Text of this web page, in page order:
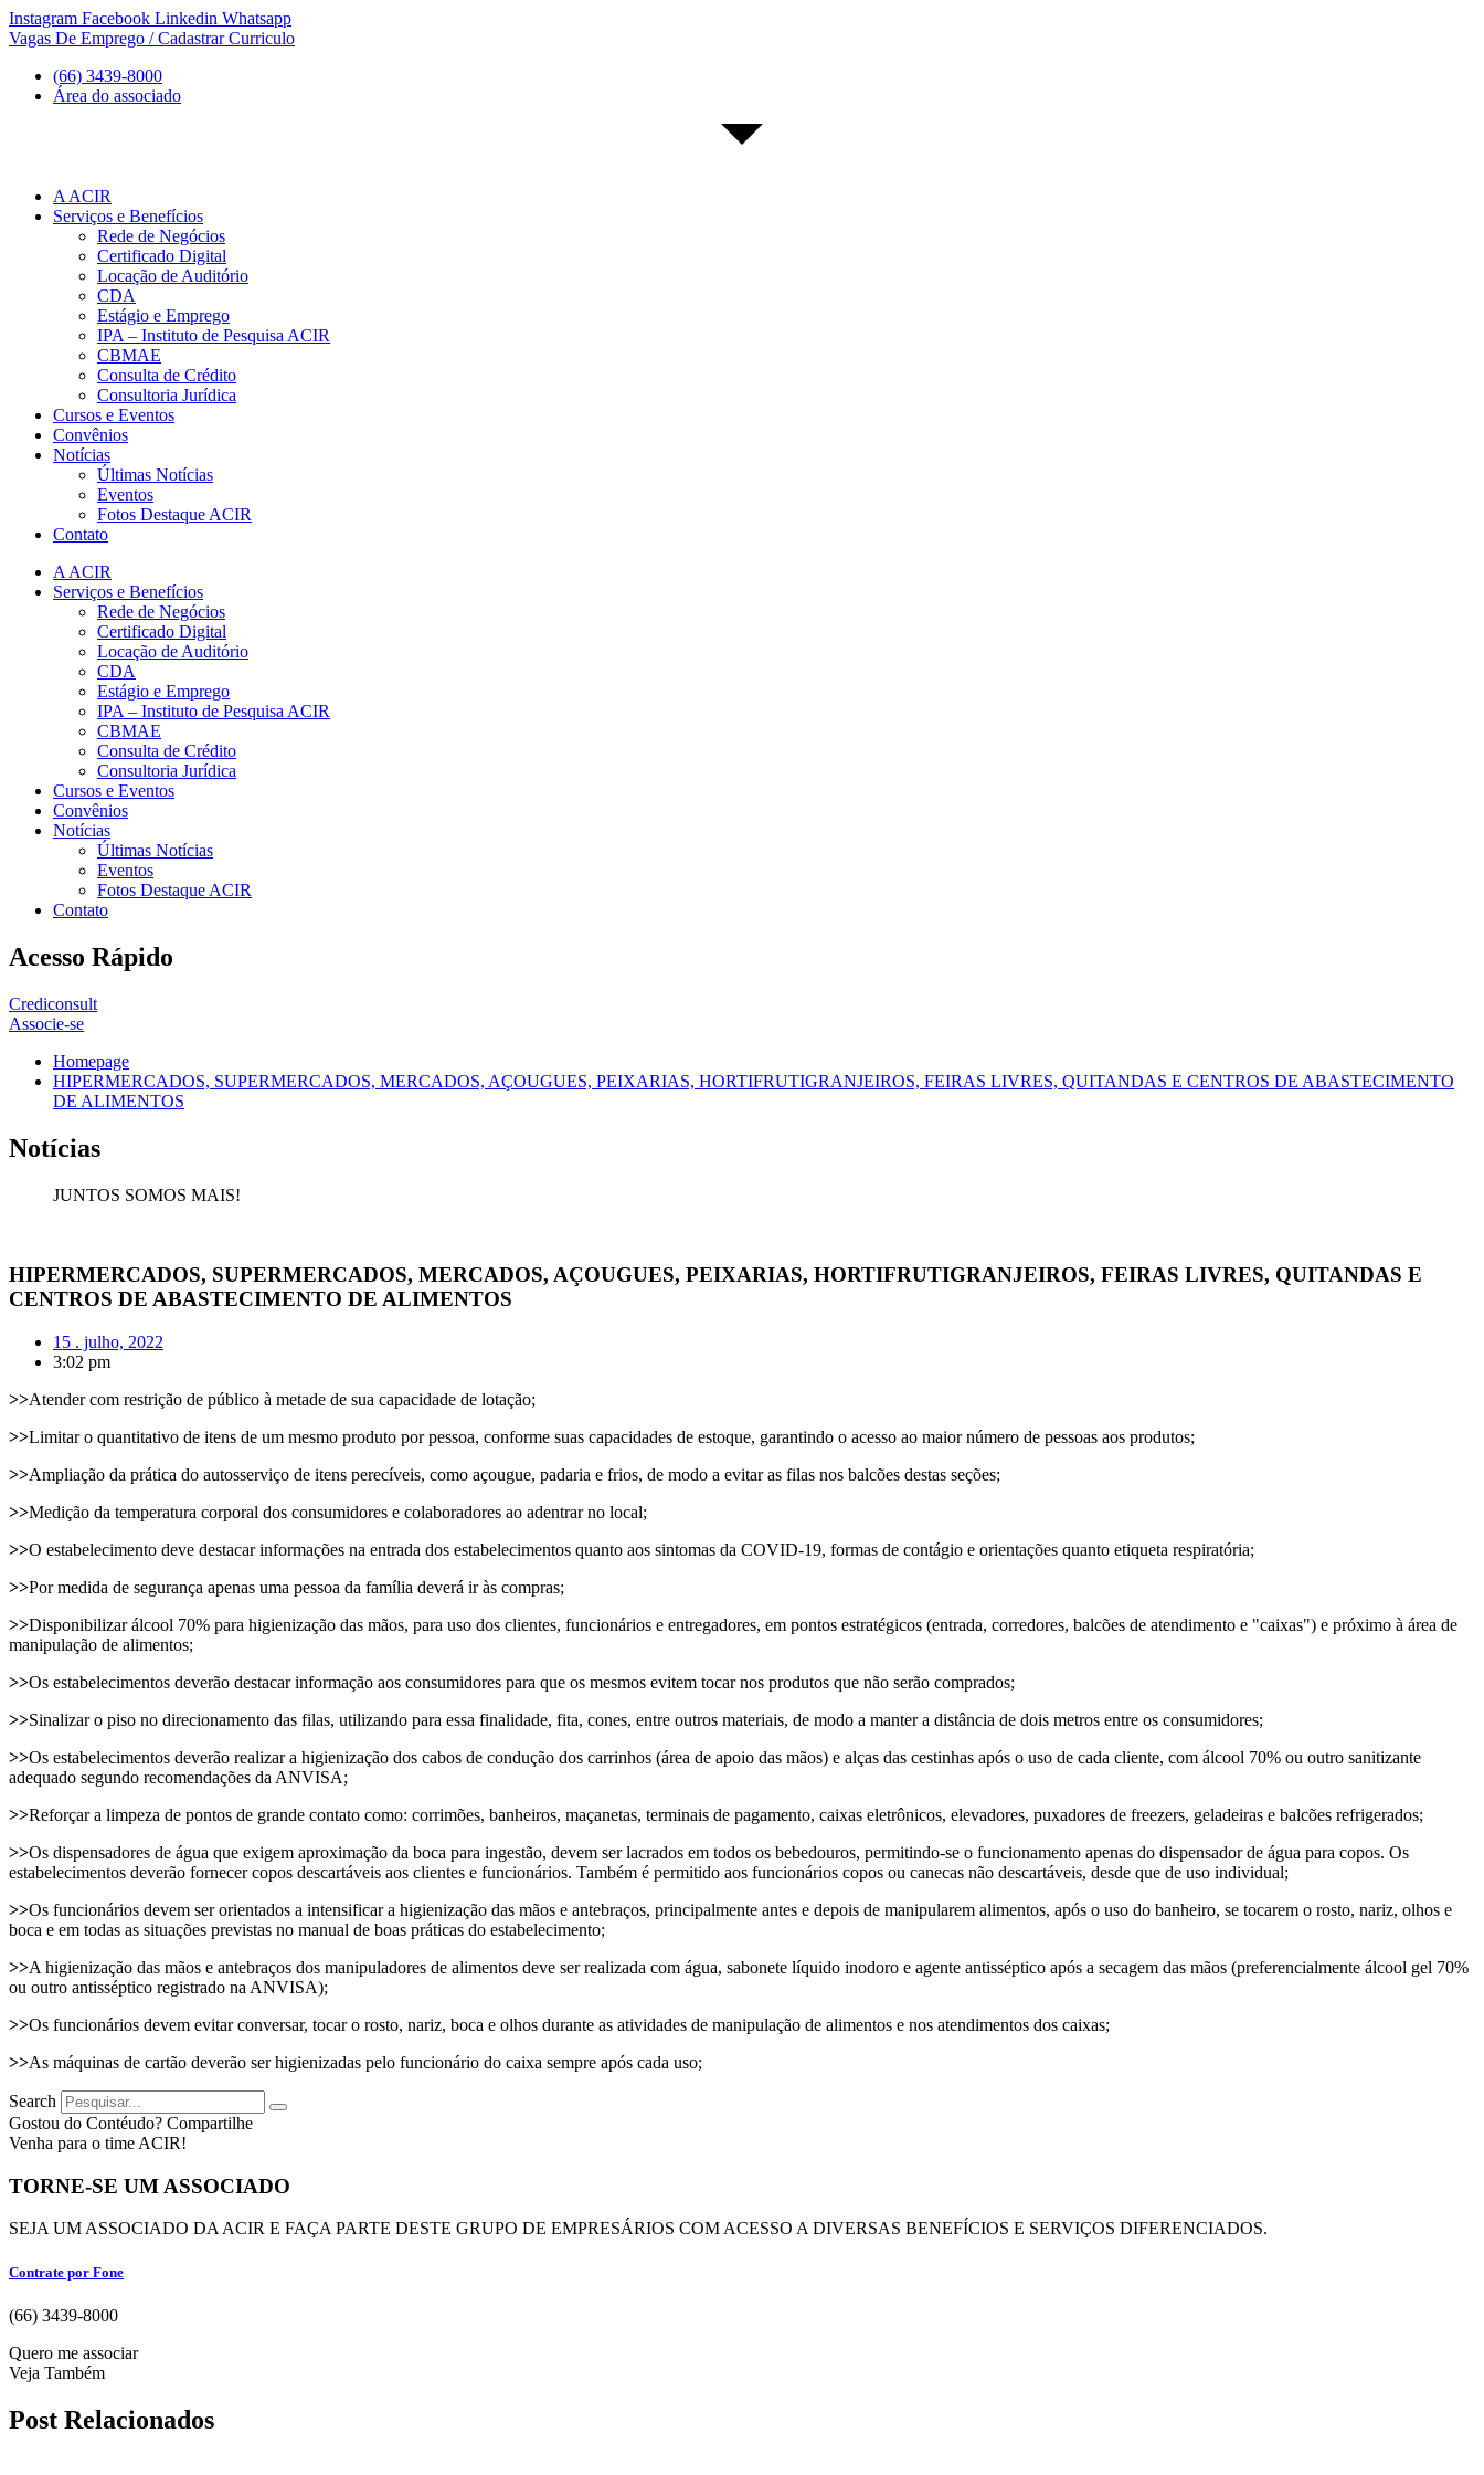
Ir
para
conteúdo
Instagram Facebook Linkedin Whatsapp
Vagas De Emprego / Cadastrar Curriculo
(66) 3439-8000
Área do associado
A ACIR
Serviços e Benefícios
Rede de Negócios
Certificado Digital
Locação de Auditório
CDA
Estágio e Emprego
IPA – Instituto de Pesquisa ACIR
CBMAE
Consulta de Crédito
Consultoria Jurídica
Cursos e Eventos
Convênios
Notícias
Últimas Notícias
Eventos
Fotos Destaque ACIR
Contato
A ACIR
Serviços e Benefícios
Rede de Negócios
Certificado Digital
Locação de Auditório
CDA
Estágio e Emprego
IPA – Instituto de Pesquisa ACIR
CBMAE
Consulta de Crédito
Consultoria Jurídica
Cursos e Eventos
Convênios
Notícias
Últimas Notícias
Eventos
Fotos Destaque ACIR
Contato
Acesso Rápido
Crediconsult
Associe-se
Homepage
HIPERMERCADOS, SUPERMERCADOS, MERCADOS, AÇOUGUES, PEIXARIAS, HORTIFRUTIGRANJEIROS, FEIRAS LIVRES, QUITANDAS E CENTROS DE ABASTECIMENTO
DE ALIMENTOS
Notícias
JUNTOS SOMOS MAIS!
HIPERMERCADOS, SUPERMERCADOS, MERCADOS, AÇOUGUES, PEIXARIAS, HORTIFRUTIGRANJEIROS, FEIRAS LIVRES, QUITANDAS E
CENTROS DE ABASTECIMENTO DE ALIMENTOS
15 . julho, 2022
3:02 pm
>>Atender com restrição de público à metade de sua capacidade de lotação;
>>Limitar o quantitativo de itens de um mesmo produto por pessoa, conforme suas capacidades de estoque, garantindo o acesso ao maior número de pessoas aos produtos;
>>Ampliação da prática do autosserviço de itens perecíveis, como açougue, padaria e frios, de modo a evitar as filas nos balcões destas seções;
>>Medição da temperatura corporal dos consumidores e colaboradores ao adentrar no local;
>>O estabelecimento deve destacar informações na entrada dos estabelecimentos quanto aos sintomas da COVID-19, formas de contágio e orientações quanto etiqueta respiratória;
>>Por medida de segurança apenas uma pessoa da família deverá ir às compras;
>>Disponibilizar álcool 70% para higienização das mãos, para uso dos clientes, funcionários e entregadores, em pontos estratégicos (entrada, corredores, balcões de atendimento e "caixas") e próximo à área de
manipulação de alimentos;
>>Os estabelecimentos deverão destacar informação aos consumidores para que os mesmos evitem tocar nos produtos que não serão comprados;
>>Sinalizar o piso no direcionamento das filas, utilizando para essa finalidade, fita, cones, entre outros materiais, de modo a manter a distância de dois metros entre os consumidores;
>>Os estabelecimentos deverão realizar a higienização dos cabos de condução dos carrinhos (área de apoio das mãos) e alças das cestinhas após o uso de cada cliente, com álcool 70% ou outro sanitizante
adequado segundo recomendações da ANVISA;
>>Reforçar a limpeza de pontos de grande contato como: corrimões, banheiros, maçanetas, terminais de pagamento, caixas eletrônicos, elevadores, puxadores de freezers, geladeiras e balcões refrigerados;
>>Os dispensadores de água que exigem aproximação da boca para ingestão, devem ser lacrados em todos os bebedouros, permitindo-se o funcionamento apenas do dispensador de água para copos. Os
estabelecimentos deverão fornecer copos descartáveis aos clientes e funcionários. Também é permitido aos funcionários copos ou canecas não descartáveis, desde que de uso individual;
>>Os funcionários devem ser orientados a intensificar a higienização das mãos e antebraços, principalmente antes e depois de manipularem alimentos, após o uso do banheiro, se tocarem o rosto, nariz, olhos e
boca e em todas as situações previstas no manual de boas práticas do estabelecimento;
>>A higienização das mãos e antebraços dos manipuladores de alimentos deve ser realizada com água, sabonete líquido inodoro e agente antisséptico após a secagem das mãos (preferencialmente álcool gel 70%
ou outro antisséptico registrado na ANVISA);
>>Os funcionários devem evitar conversar, tocar o rosto, nariz, boca e olhos durante as atividades de manipulação de alimentos e nos atendimentos dos caixas;
>>As máquinas de cartão deverão ser higienizadas pelo funcionário do caixa sempre após cada uso;
Search
Gostou do Contéudo? Compartilhe
Venha para o time ACIR!
TORNE-SE UM ASSOCIADO
SEJA UM ASSOCIADO DA ACIR E FAÇA PARTE DESTE GRUPO DE EMPRESÁRIOS COM ACESSO A DIVERSAS BENEFÍCIOS E SERVIÇOS DIFERENCIADOS.
Contrate por Fone
(66) 3439-8000
Quero me associar
Veja Também
Post Relacionados